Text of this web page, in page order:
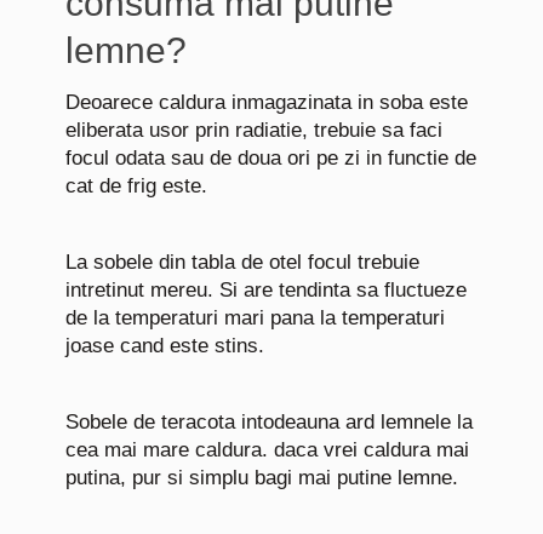
lemne?
Deoarece caldura inmagazinata in soba este
eliberata usor prin radiatie, trebuie sa faci
focul odata sau de doua ori pe zi in functie de
cat de frig este.
La sobele din tabla de otel focul trebuie
intretinut mereu. Si are tendinta sa fluctueze
de la temperaturi mari pana la temperaturi
joase cand este stins.
Sobele de teracota intodeauna ard lemnele la
cea mai mare caldura. daca vrei caldura mai
putina, pur si simplu bagi mai putine lemne.